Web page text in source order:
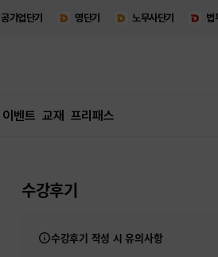
공기업단기 영단기 노무사단기 법
이벤트 교재 프리패스
수강후기
수강후기 작성 시 유의사항